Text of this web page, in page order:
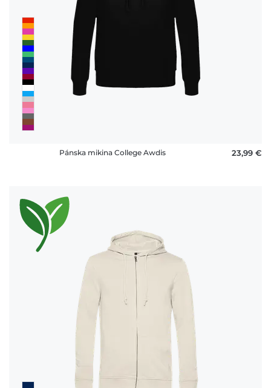
Pánska mikina College Awdis 23,99 €